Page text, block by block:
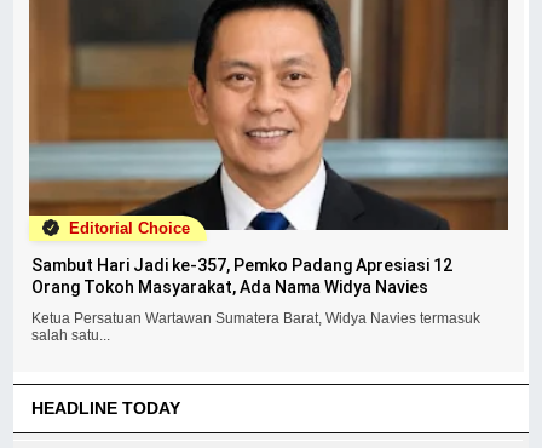
Editorial Choice
Sambut Hari Jadi ke-357, Pemko Padang Apresiasi 12
Orang Tokoh Masyarakat, Ada Nama Widya Navies
Ketua Persatuan Wartawan Sumatera Barat, Widya Navies termasuk
salah satu...
HEADLINE TODAY